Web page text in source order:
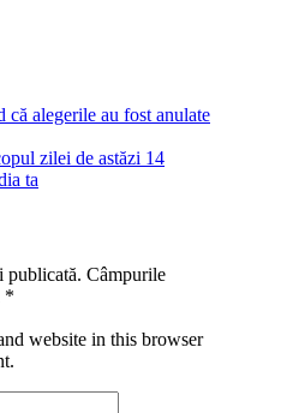
că alegerile au fost anulate
zilei de astăzi 14
ta
publicată. Câmpurile
*
website in this browser